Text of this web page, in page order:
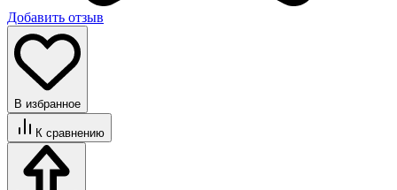
Добавить отзыв
В избранное
К сравнению